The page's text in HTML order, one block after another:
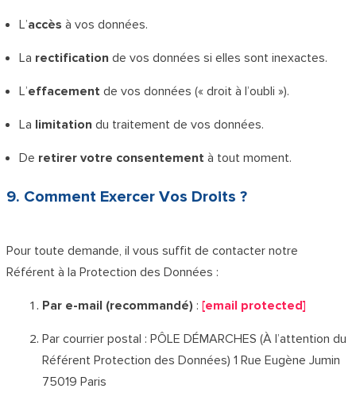
L’accès à vos données.
La rectification de vos données si elles sont inexactes.
L’effacement de vos données (« droit à l’oubli »).
La limitation du traitement de vos données.
De retirer votre consentement à tout moment.
9. Comment Exercer Vos Droits ?
Pour toute demande, il vous suffit de contacter notre
Référent à la Protection des Données :
Par e-mail (recommandé) :[email protected]
Par courrier postal : PÔLE DÉMARCHES (À l’attention du
Référent Protection des Données) 1 Rue Eugène Jumin
75019 Paris